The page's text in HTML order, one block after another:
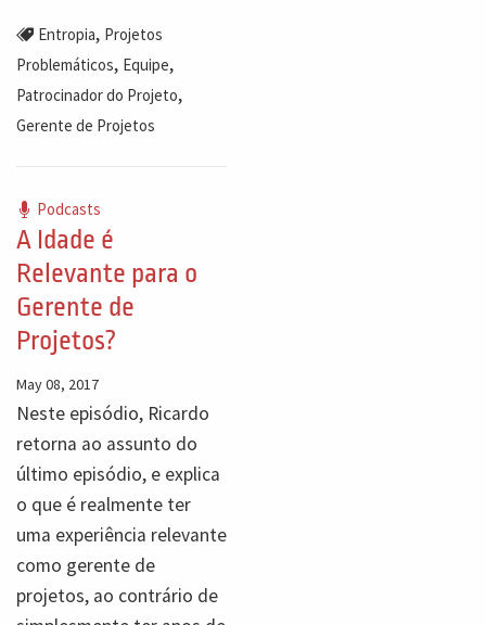
Entropia, Projetos
Problemáticos, Equipe,
Patrocinador do Projeto,
Gerente de Projetos
Podcasts
A Idade é
Relevante para o
Gerente de
Projetos?
May 08, 2017
Neste episódio, Ricardo
retorna ao assunto do
último episódio, e explica
o que é realmente ter
uma experiência relevante
como gerente de
projetos, ao contrário de